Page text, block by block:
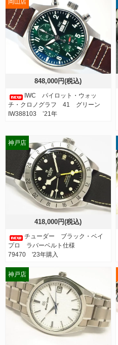
848,000円(税込)
IWC パイロット・ウォッ
チ・クロノグラフ 41 グリーン
IW388103 ’21年
岡山店
418,000円(税込)
チューダー ブラック・ベイ
プロ ラバーベルト仕様
79470 '23年購入
神戸店
神戸店